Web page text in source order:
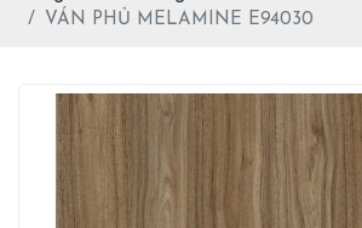
VÁN PHỦ MELAMINE E94030